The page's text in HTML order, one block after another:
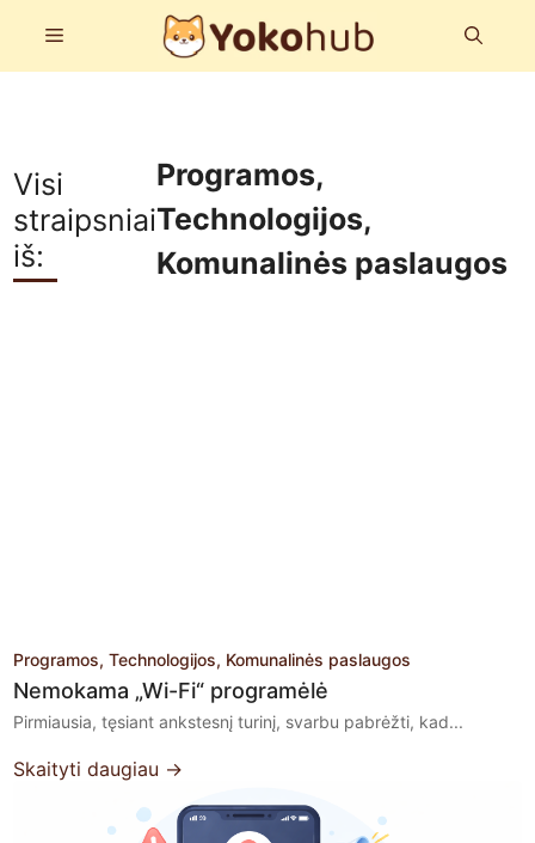
turinio
Meniu
Visi
straipsniai
iš:
Programos,
Technologijos,
Komunalinės paslaugos
Programos Technologijos Komunalinės paslaugos
Nemokama „Wi-Fi“ programėlė
Pirmiausia, tęsiant ankstesnį turinį, svarbu pabrėžti, kad...
Skaityti daugiau →